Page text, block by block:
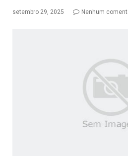
setembro 29, 2025 Nenhum